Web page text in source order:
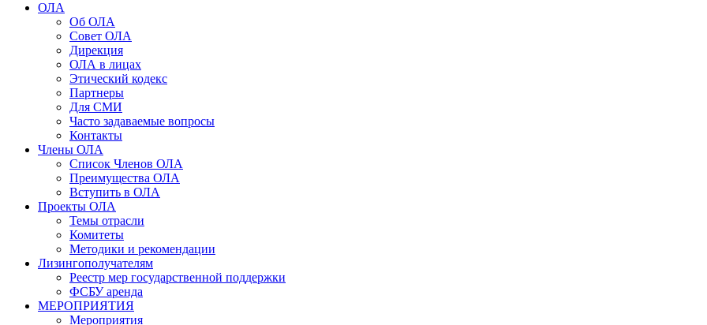
ОЛА
Об ОЛА
Совет ОЛА
Дирекция
ОЛА в лицах
Этический кодекс
Партнеры
Для СМИ
Часто задаваемые вопросы
Контакты
Члены ОЛА
Список Членов ОЛА
Преимущества ОЛА
Вступить в ОЛА
Проекты ОЛА
Темы отрасли
Комитеты
Методики и рекомендации
Лизингополучателям
Реестр мер государственной поддержки
ФСБУ аренда
МЕРОПРИЯТИЯ
Мероприятия